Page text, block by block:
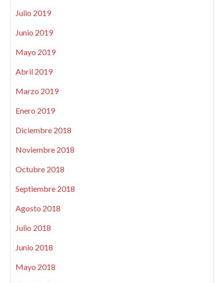
Julio 2019
Junio 2019
Mayo 2019
Abril 2019
Marzo 2019
Enero 2019
Diciembre 2018
Noviembre 2018
Octubre 2018
Septiembre 2018
Agosto 2018
Julio 2018
Junio 2018
Mayo 2018